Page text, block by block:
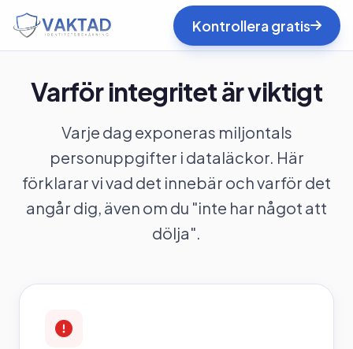
Kontrollera gratis
Varför integritet är viktigt
Varje dag exponeras miljontals
personuppgifter i dataläckor. Här
förklarar vi vad det innebär och varför det
angår dig, även om du "inte har något att
dölja".